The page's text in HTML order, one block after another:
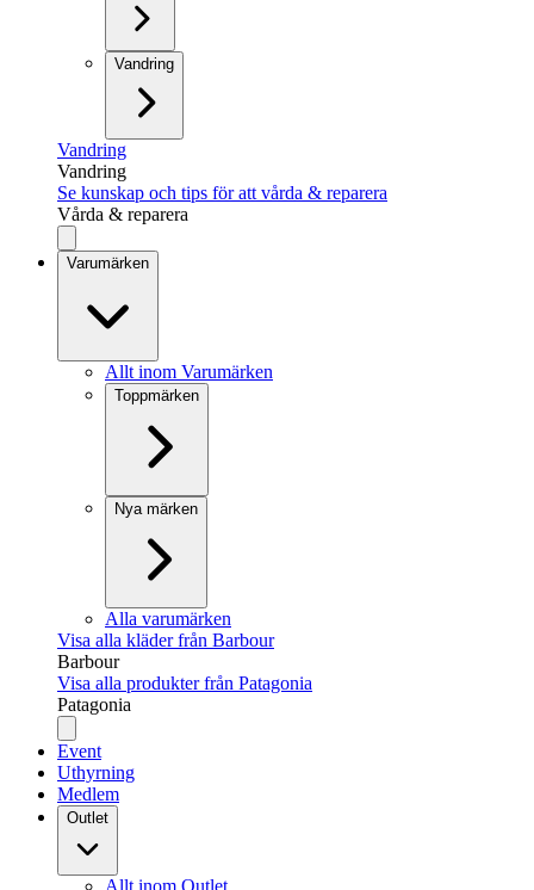
Vandring
Vandring
Vandring
Se kunskap och tips för att vårda & reparera
Vårda & reparera
Varumärken
Allt inom Varumärken
Toppmärken
Nya märken
Alla varumärken
Visa alla kläder från Barbour
Barbour
Visa alla produkter från Patagonia
Patagonia
Event
Uthyrning
Medlem
Outlet
Allt inom Outlet